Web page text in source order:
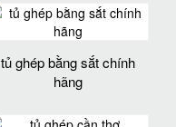
tủ ghép bằng sắt chính
hãng